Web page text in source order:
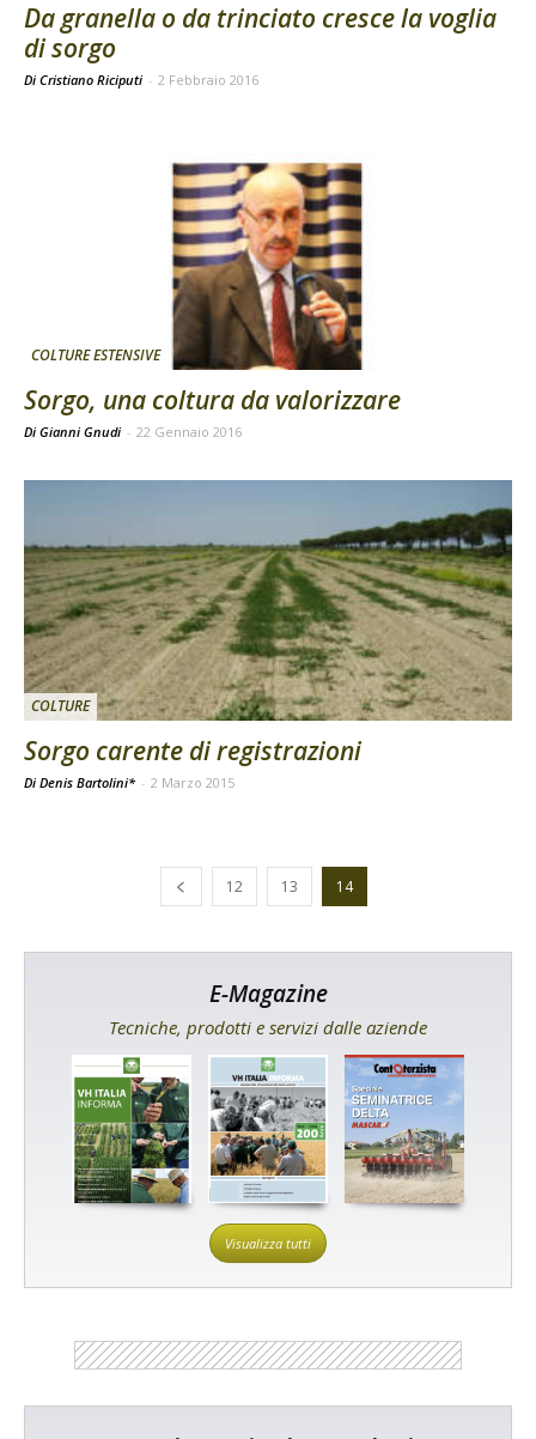
Da granella o da trinciato cresce la voglia
di sorgo
Di Cristiano Riciputi - 2 Febbraio 2016
COLTURE ESTENSIVE
Sorgo, una coltura da valorizzare
Di Gianni Gnudi - 22 Gennaio 2016
COLTURE
Sorgo carente di registrazioni
Di Denis Bartolini* - 2 Marzo 2015
12 13 14
E-Magazine
Tecniche, prodotti e servizi dalle aziende
Visualizza tutti